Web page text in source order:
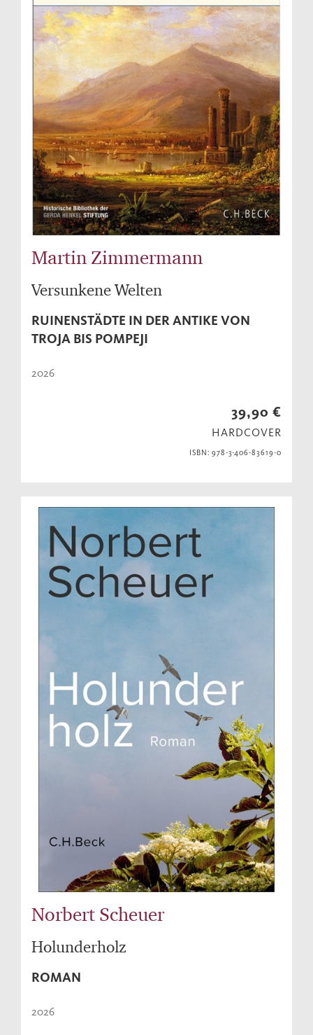
Martin Zimmermann
Versunkene Welten
RUINENSTÄDTE IN DER ANTIKE VON
TROJA BIS POMPEJI
2026
39,90 €
HARDCOVER
ISBN: 978-3-406-83619-0
Norbert Scheuer
Holunderholz
ROMAN
2026